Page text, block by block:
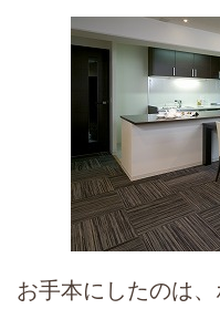
お手本にしたのは